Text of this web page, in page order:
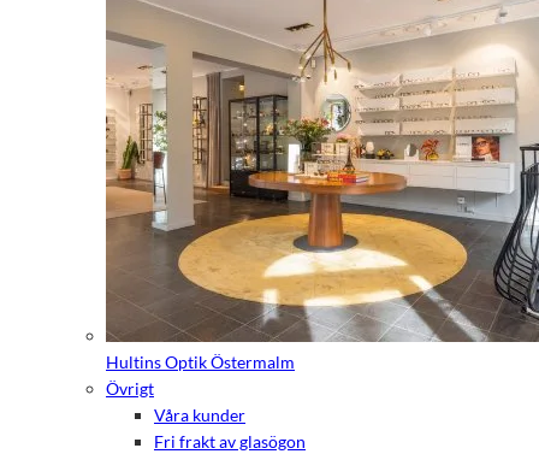
Hultins Optik Östermalm
Övrigt
Våra kunder
Fri frakt av glasögon